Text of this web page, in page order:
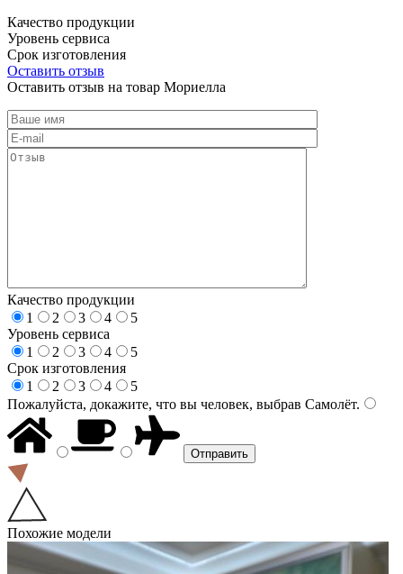
Качество продукции
Уровень сервиса
Срок изготовления
Оставить отзыв
Оставить отзыв на товар Мориелла
Качество продукции
1
2 3 4
5
Уровень сервиса
1
2 3 4
5
Срок изготовления
1
2 3 4
5
Пожалуйста, докажите, что вы человек, выбрав Самолёт.
Похожие модели